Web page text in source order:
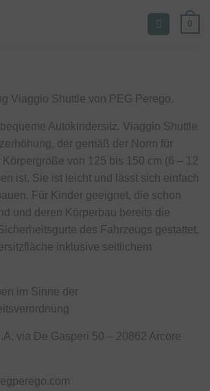
0
Viaggio Shuttle von PEG Perego.
Autokindersitz. Viaggio Shuttle
der gemäß der Norm für
Körpergröße von 125 bis 150 cm (6 – 12
ist. Sie ist leicht und lässt sich einfach
Für Kinder geeignet, die schon
und deren Körperbau bereits die
des Fahrzeugs gestattet.
inklusive seitlichem
im Sinne der
via De Gasperi 50 – 20862 Arcore